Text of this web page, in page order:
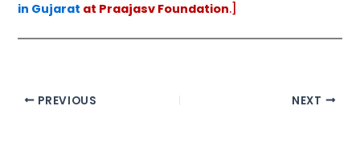
in Gujarat at Praajasv Foundation.]
PREVIOUS NEXT